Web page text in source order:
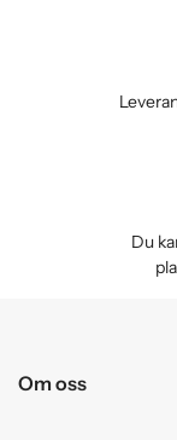
Du
Om oss